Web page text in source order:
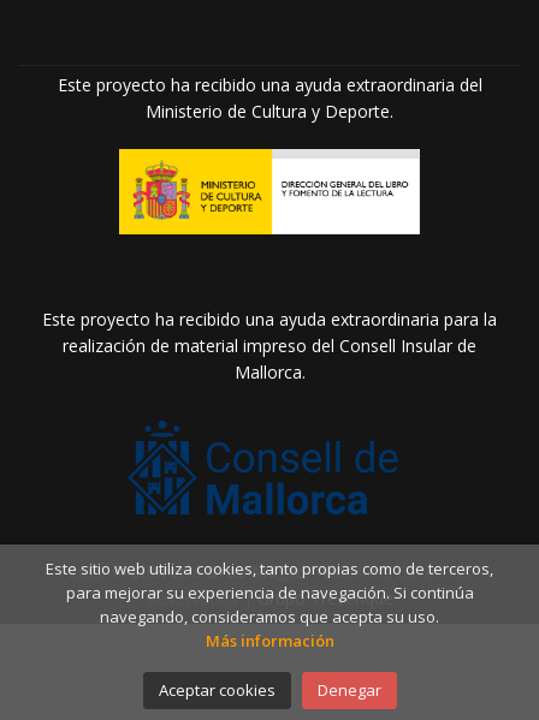
Este proyecto ha recibido una ayuda extraordinaria del
Ministerio de Cultura y Deporte.
Este proyecto ha recibido una ayuda extraordinaria para la
realización de material impreso del Consell Insular de
Mallorca.
2026 ©Llibreria Drac Màgic. Todos los Derechos
Reservados |Grupo Trevenque
Este sitio web utiliza cookies, tanto propias como de terceros,
para mejorar su experiencia de navegación. Si continúa
navegando, consideramos que acepta su uso.
Más información
Aceptar cookies Denegar